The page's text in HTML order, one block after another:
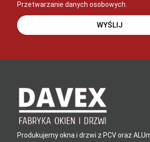
Przetwarzanie danych osobowych.
WYŚLIJ
Produkujemy okna i drzwi z PCV oraz